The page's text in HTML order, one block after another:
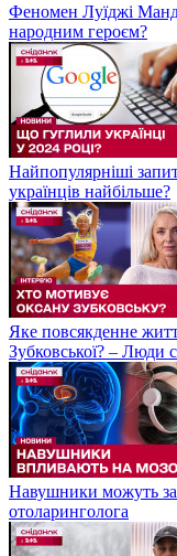
Феномен Луїджі
народним героєм?
Найпопулярніші
українців найбільше?
Яке повсякденне
Зубковської? – Люди
Навушники можуть
отоларинголога